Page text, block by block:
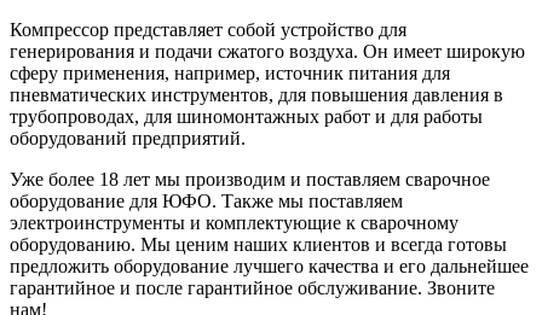
Компрессор представляет собой устройство для
генерирования и подачи сжатого воздуха. Он имеет широкую
сферу применения, например, источник питания для
пневматических инструментов, для повышения давления в
трубопроводах, для шиномонтажных работ и для работы
оборудований предприятий.
Уже более 18 лет мы производим и поставляем сварочное
оборудование для ЮФО. Также мы поставляем
электроинструменты и комплектующие к сварочному
оборудованию. Мы ценим наших клиентов и всегда готовы
предложить оборудование лучшего качества и его дальнейшее
гарантийное и после гарантийное обслуживание. Звоните
нам!